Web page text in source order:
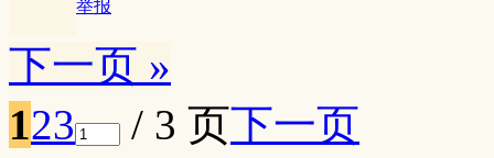
举报
下一页 »
123 / 3 页下一页